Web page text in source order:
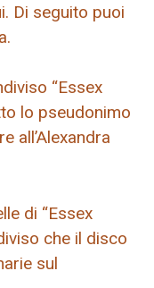
Di seguito puoi
“Essex
lo pseudonimo
all’Alexandra
di “Essex
che il disco
sul